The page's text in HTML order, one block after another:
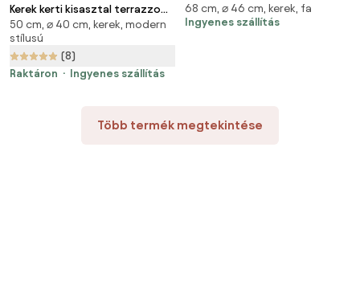
Kerek kerti kisasztal terrazzo
asztallappal ø 40 cm Melano –
Kave Home
50 cm, ⌀ 40 cm, kerek, modern
stílusú
(8)
Raktáron
Ingyenes szállítás
dekoros asztallappal ø 46 cm
Kaori – Kave Home
68 cm, ⌀ 46 cm, kerek, fa
Ingyenes szállítás
Több termék megtekintése